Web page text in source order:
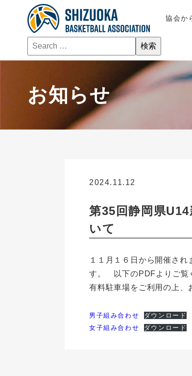
協会か
お知らせ
2024.11.12
第35回静岡県
いて
１１月１６日から開催さ
す。 以下のPDFよりご覧
有料駐車場をご利用の上、
男子組み合わせ
ダウンロード
女子組み合わせ
ダウンロード